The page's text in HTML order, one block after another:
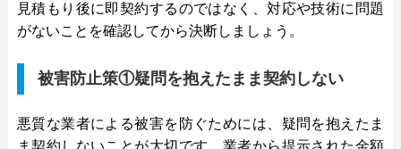
見積もり後に即契約するのではなく、対応や技術に問題
がないことを確認してから決断しましょう。
被害防止策①疑問を抱えたまま契約しない
悪質な業者による被害を防ぐためには、疑問を抱えたま
ま契約しないことが大切です。業者から提示された金額